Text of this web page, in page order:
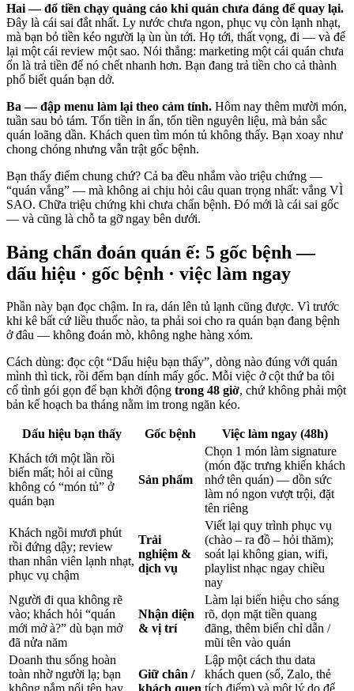
Hai — đổ tiền chạy quảng cáo khi quán chưa đáng để quay lại.
Đây là cái sai đắt nhất. Ly nước chưa ngon, phục vụ còn lạnh nhạt,
mà bạn bỏ tiền kéo người lạ ùn ùn tới. Họ tới, thất vọng, đi — và để
lại một cái review một sao. Nói thẳng: marketing một cái quán chưa
ổn là trả tiền để nó chết nhanh hơn. Bạn đang trả tiền cho cả thành
phố biết quán bạn dở.
Ba — đập menu làm lại theo cảm tính. Hôm nay thêm mười món,
tuần sau bỏ tám. Tốn tiền in ấn, tốn tiền nguyên liệu, mà bản sắc
quán loãng dần. Khách quen tìm món tủ không thấy. Bạn xoay như
chong chóng nhưng vẫn trật gốc bệnh.
Bạn thấy điểm chung chứ? Cả ba đều nhắm vào triệu chứng —
“quán vắng” — mà không ai chịu hỏi câu quan trọng nhất: vắng VÌ
SAO. Chữa triệu chứng khi chưa chẩn bệnh. Đó mới là cái sai gốc
— và cũng là chỗ ta gỡ ngay bên dưới.
Bảng chẩn đoán quán ế: 5 gốc bệnh —
dấu hiệu · gốc bệnh · việc làm ngay
Phần này bạn đọc chậm. In ra, dán lên tủ lạnh cũng được. Vì trước
khi kê bất cứ liều thuốc nào, ta phải soi cho ra quán bạn đang bệnh
ở đâu — không đoán mò, không nghe hàng xóm.
Cách dùng: đọc cột “Dấu hiệu bạn thấy”, dòng nào đúng với quán
mình thì tick, rồi đếm bạn dính mấy gốc. Mỗi việc ở cột thứ ba tôi
cố tình gói gọn để bạn khởi động trong 48 giờ, chứ không phải một
bản kế hoạch ba tháng nằm im trong ngăn kéo.
Dấu hiệu bạn thấy Gốc bệnh
Việc làm ngay (48h)
Khách tới một lần rồi
biến mất; hỏi ai cũng
không có “món tủ” ở
quán bạn
Sản phẩm
Chọn 1 món làm signature
(món đặc trưng khiến khách
nhớ tên quán) — dồn sức
làm nó ngon vượt trội, đặt
tên riêng
Khách ngồi mươi phút
rồi đứng dậy; review
than nhân viên lạnh nhạt,
phục vụ chậm
Trải
nghiệm &
dịch vụ
Viết lại quy trình phục vụ
(chào – ra đồ – hỏi thăm);
soát lại không gian, wifi,
playlist nhạc ngay chiều
nay
Người đi qua không rẽ
vào; khách hỏi “quán
mới mở à?” dù bạn mở
đã nửa năm
Nhận diện
& vị trí
Làm lại biển hiệu cho sáng
rõ, dọn mặt tiền quang
đãng, thêm biển chỉ dẫn /
mũi tên vào quán
Doanh thu sống hoàn
toàn nhờ người lạ; bạn
Giữ chân /
Lập một cách thu data
khách quen (sổ, Zalo, thẻ